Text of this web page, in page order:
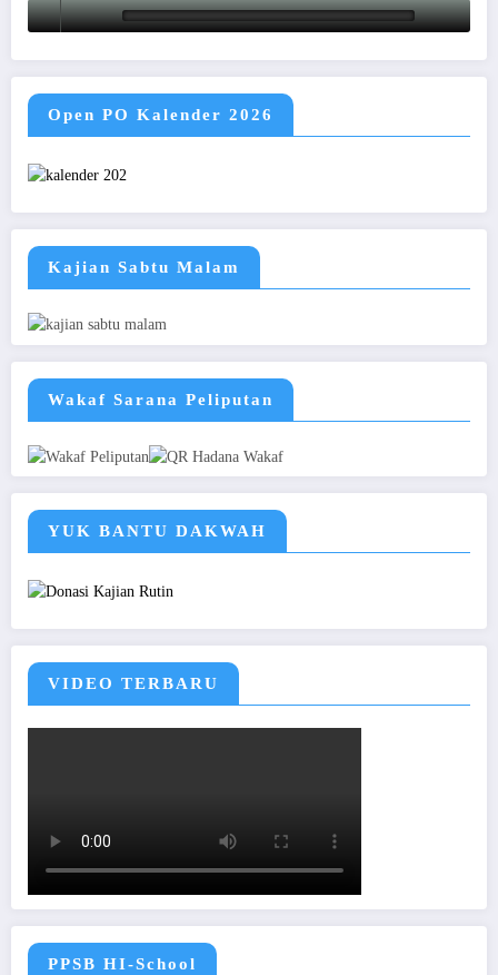
Open PO Kalender 2026
Kajian Sabtu Malam
Wakaf Sarana Peliputan
YUK BANTU DAKWAH
VIDEO TERBARU
PPSB HI-School